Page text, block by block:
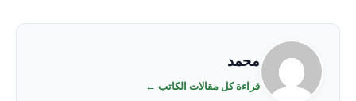
محمد
قراءة كل مقالات الكاتب ←